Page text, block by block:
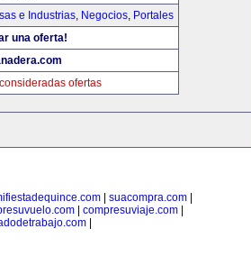
e Industrias, Negocios, Portales
una oferta!
ofertas
suacompra.com
compresuviaje.com